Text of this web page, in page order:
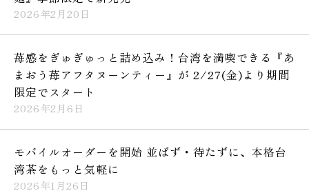
2026年2月20日
苺感をぎゅぎゅっと詰め込み！台湾を満喫できる『あ
まおう苺アフタヌーンティー』が 2/27(金)より期間
限定でスタート
2026年2月6日
モバイルオーダーを開始 並ばず・待たずに、本格台
湾茶をもっと気軽に
2026年1月26日